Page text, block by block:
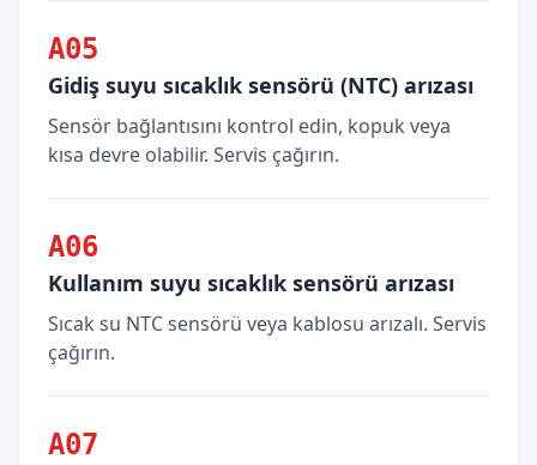
A05
Gidiş suyu sıcaklık sensörü (NTC) arızası
Sensör bağlantısını kontrol edin, kopuk veya
kısa devre olabilir. Servis çağırın.
A06
Kullanım suyu sıcaklık sensörü arızası
Sıcak su NTC sensörü veya kablosu arızalı. Servis
çağırın.
A07